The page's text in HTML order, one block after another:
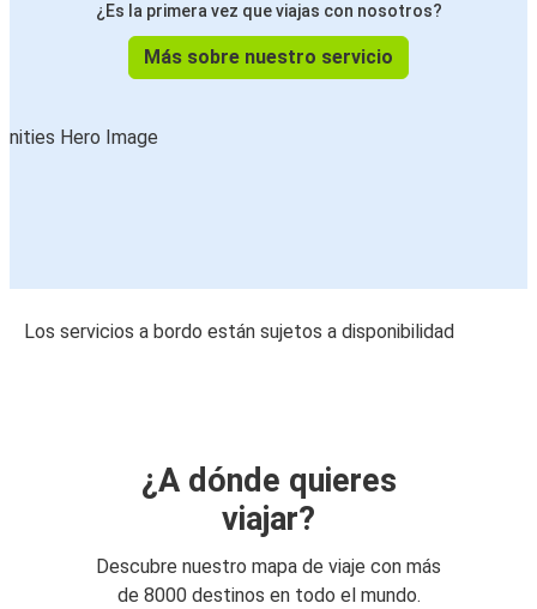
¿Es la primera vez que viajas con nosotros?
Más sobre nuestro servicio
Los servicios a bordo están sujetos a disponibilidad
¿A dónde quieres
viajar?
Descubre nuestro mapa de viaje con más
de 8000 destinos en todo el mundo.